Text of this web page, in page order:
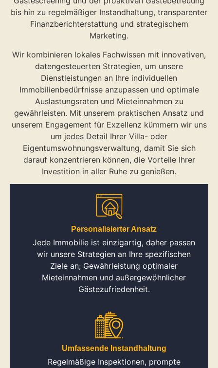
bis hin zu regelmäßiger Instandhaltung, transparenter
Finanzberichterstattung und strategischem
Marketing.
Wir kombinieren lokales Fachwissen mit innovativen,
datengesteuerten Strategien, um unsere
Dienstleistungen an Ihre individuellen
Immobilienbedürfnisse anzupassen und optimale
Auslastungsraten und Mieteinnahmen zu
gewährleisten. Mit unserem praktischen Ansatz und
unserem Engagement für Exzellenz kümmern wir uns
um jedes Detail Ihrer Villa- oder
Eigentumswohnungsverwaltung, damit Sie sich
darauf konzentrieren können, die Vorteile Ihrer
Investition in aller Ruhe zu genießen.
Personalisierter Ansatz
Jede Immobilie ist einzigartig, daher passen
wir unsere Strategien an Ihre spezifischen
Ziele an; Gewährleistung optimaler
Mieteinnahmen und außergewöhnlicher
Gästezufriedenheit.
Umfassende Instandhaltung
Regelmäßige Inspektionen, prompte